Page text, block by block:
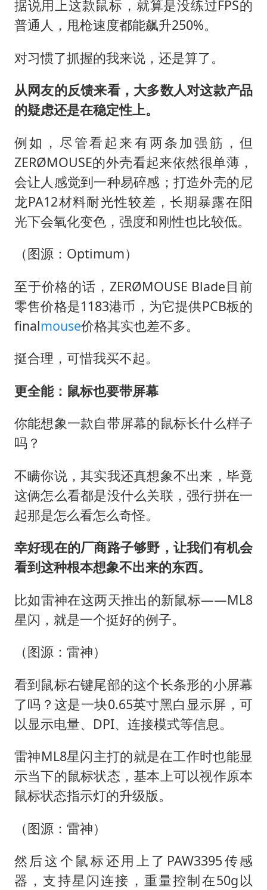
据说用上这款鼠标，就算是没练过FPS的
普通人，甩枪速度都能飙升250%。
对习惯了抓握的我来说，还是算了。
从网友的反馈来看，大多数人对这款产品
的疑虑还是在稳定性上。
例如，尽管看起来有两条加强筋，但
ZERØMOUSE的外壳看起来依然很单薄，
会让人感觉到一种易碎感；打造外壳的尼
龙PA12材料耐光性较差，长期暴露在阳
光下会氧化变色，强度和刚性也比较低。
（图源：Optimum）
至于价格的话，ZERØMOUSE Blade目前
零售价格是1183港币，为它提供PCB板的
finalmouse价格其实也差不多。
挺合理，可惜我买不起。
更全能：鼠标也要带屏幕
你能想象一款自带屏幕的鼠标长什么样子
吗？
不瞒你说，其实我还真想象不出来，毕竟
这俩怎么看都是没什么关联，强行拼在一
起那是怎么看怎么奇怪。
幸好现在的厂商路子够野，让我们有机会
看到这种根本想象不出来的东西。
比如雷神在这两天推出的新鼠标——ML8
星闪，就是一个挺好的例子。
（图源：雷神）
看到鼠标右键尾部的这个长条形的小屏幕
了吗？这是一块0.65英寸黑白显示屏，可
以显示电量、DPI、连接模式等信息。
雷神ML8星闪主打的就是在工作时也能显
示当下的鼠标状态，基本上可以视作原本
鼠标状态指示灯的升级版。
（图源：雷神）
然后这个鼠标还用上了PAW3395传感
器，支持星闪连接，重量控制在50g以